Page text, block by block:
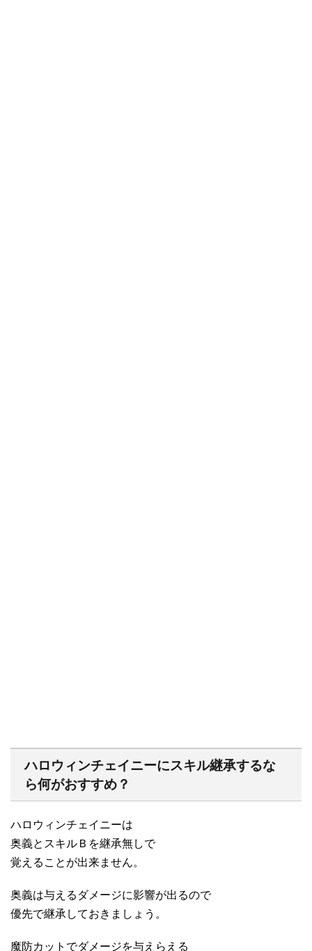
ハロウィンチェイニーにスキル継承するな
ら何がおすすめ？
ハロウィンチェイニーは
奥義とスキルＢを継承無しで
覚えることが出来ません。
奥義は与えるダメージに影響が出るので
優先で継承しておきましょう。
魔防カットでダメージを与えらえる